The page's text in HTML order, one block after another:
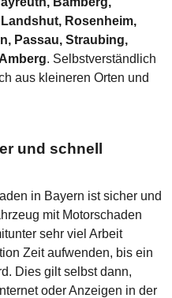
Rosenheim,
Passau, Straubing,
. Selbstverständlich
aus kleineren Orten und
und schnell
in Bayern ist sicher und
mit Motorschaden
sehr viel Arbeit
Zeit aufwenden, bis ein
Dies gilt selbst dann,
oder Anzeigen in der